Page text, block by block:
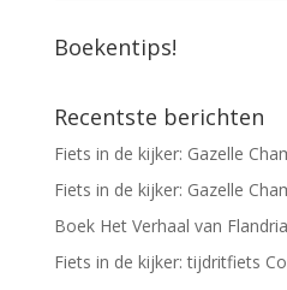
Boekentips!
Recentste berichten
Fiets in de kijker: Gazelle
Fiets in de kijker: Gazelle
Boek Het Verhaal van Flandria
Fiets in de kijker: tijdritfiets